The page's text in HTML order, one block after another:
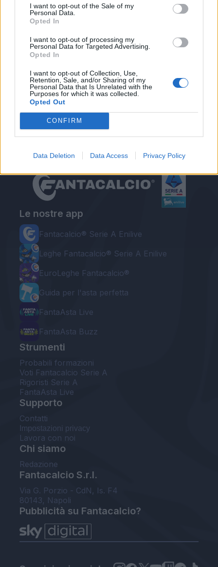
I want to opt-out of the Sale of my
Personal Data.
Opted In
I want to opt-out of processing my
Personal Data for Targeted Advertising.
Opted In
I want to opt-out of Collection, Use,
Retention, Sale, and/or Sharing of my
Personal Data that Is Unrelated with the
Purposes for which it was collected.
Opted Out
CONFIRM
Data Deletion Data Access Privacy Policy
Autore
Le nostre app
Fantacalcio® Serie A Enilive
Leghe Fantacalcio® Serie A Enilive
EuroLeghe Fantacalcio®
Guida per l'asta perfetta
FantaAsta Live
FantaAsta Buzz
Strumenti
Probabili formazioni
Voti Fantacalcio Serie A
Rigoristi Serie A
FantaAsta Live
Supporto
Contatti
Impostazioni privacy
Lavora con noi
Chi siamo
Redazione
Fantacalcio S.r.l.
Via G. Porzio - CdN, Is. F4
80143, Napoli
Pubblicità su Fantacalcio?